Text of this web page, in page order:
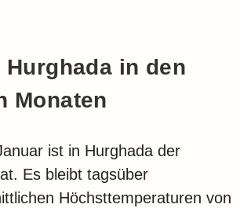
Hurghada in den
Monaten
ist in Hurghada der
Es bleibt tagsüber
Höchsttemperaturen von